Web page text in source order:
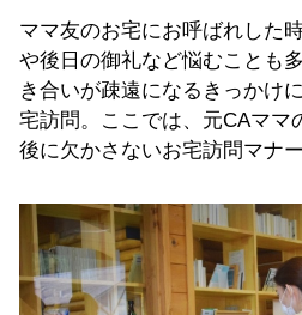
ママ友のお宅にお呼ばれした
や後日の御礼など悩むことも
き合いが疎遠になるきっかけ
宅訪問。ここでは、元CAママ
後に欠かさないお宅訪問マナ